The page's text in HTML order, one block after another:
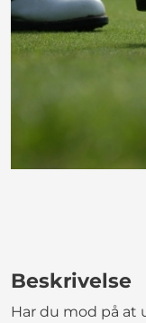
Beskrivelse
Har du mod på at